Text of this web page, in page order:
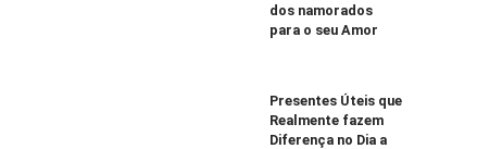
dos namorados
para o seu Amor
Presentes Úteis que
Realmente fazem
Diferença no Dia a